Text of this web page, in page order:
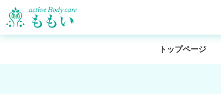
トップページ